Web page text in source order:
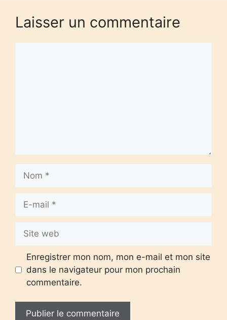
Laisser un commentaire
mail
web
Enregistrer mon nom, mon e-mail et mon site
dans le navigateur pour mon prochain
commentaire.